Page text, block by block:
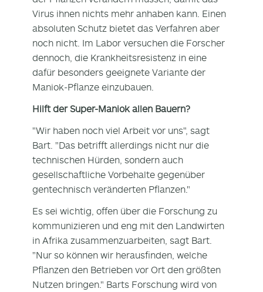
Virus ihnen nichts mehr anhaben kann. Einen
absoluten Schutz bietet das Verfahren aber
noch nicht. Im Labor versuchen die Forscher
dennoch, die Krankheitsresistenz in eine
dafür besonders geeignete Variante der
Maniok-Pflanze einzubauen.
Hilft der Super-Maniok allen Bauern?
"Wir haben noch viel Arbeit vor uns", sagt
Bart. "Das betrifft allerdings nicht nur die
technischen Hürden, sondern auch
gesellschaftliche Vorbehalte gegenüber
gentechnisch veränderten Pflanzen."
Es sei wichtig, offen über die Forschung zu
kommunizieren und eng mit den Landwirten
in Afrika zusammenzuarbeiten, sagt Bart.
"Nur so können wir herausfinden, welche
Pflanzen den Betrieben vor Ort den größten
Nutzen bringen." Barts Forschung wird von